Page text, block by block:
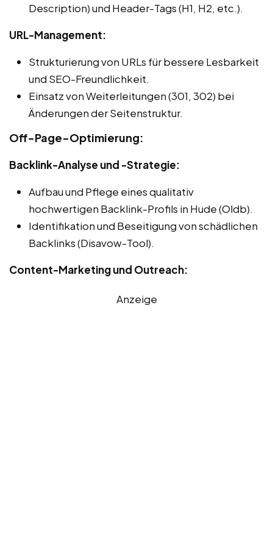
Description) und Header-Tags (H1, H2, etc.).
URL-Management:
Strukturierung von URLs für bessere Lesbarkeit
und SEO-Freundlichkeit.
Einsatz von Weiterleitungen (301, 302) bei
Änderungen der Seitenstruktur.
Off-Page-Optimierung:
Backlink-Analyse und -Strategie:
Aufbau und Pflege eines qualitativ
hochwertigen Backlink-Profils in Hude (Oldb).
Identifikation und Beseitigung von schädlichen
Backlinks (Disavow-Tool).
Content-Marketing und Outreach:
Anzeige